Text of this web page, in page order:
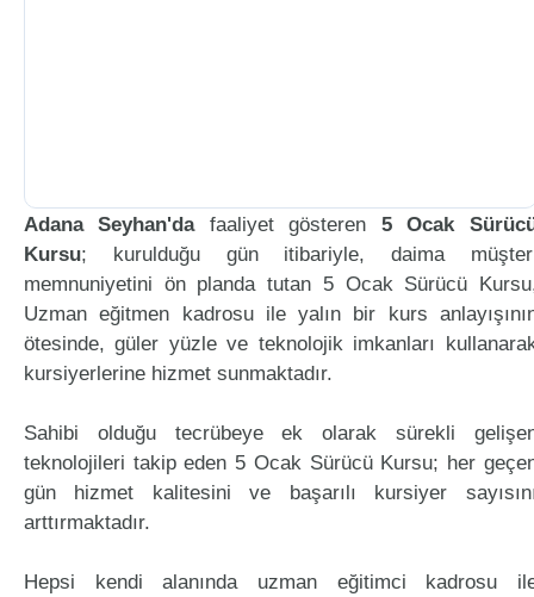
Adana Seyhan'dafaaliyet gösteren 5 Ocak
Kursu; kurulduğu gün itibariyle, daima
memnuniyetini ön planda tutan 5 Ocak Sürücü
Uzman eğitmen kadrosu ile yalın bir kurs
ötesinde, güler yüzle ve teknolojik imkanları
kursiyerlerine hizmet sunmaktadır.
Sahibi olduğu tecrübeye ek olarak sürekli
teknolojileri takip eden 5 Ocak Sürücü Kursu; her
gün hizmet kalitesini ve başarılı kursiyer
arttırmaktadır.
Hepsi kendi alanında uzman eğitimci kadrosu